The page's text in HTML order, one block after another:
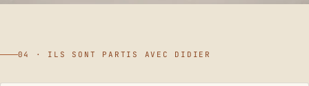
04 · ILS SONT PARTIS AVEC DIDIER